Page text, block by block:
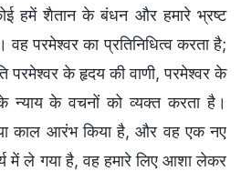
हमें शैतान के बंधन और हमारे भ्रष्ट
परमेश्वर का प्रतिनिधित्व करता है;
परमेश्वर के हृदय की वाणी, परमेश्वर के
न्याय के वचनों को व्यक्त करता है।
काल आरंभ किया है, और वह एक नए
में ले गया है, वह हमारे लिए आशा लेकर